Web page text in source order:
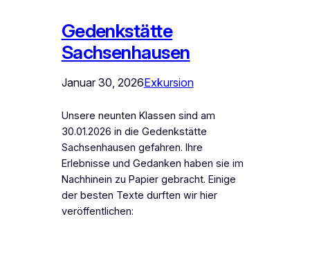
Gedenkstätte
Sachsenhausen
Januar 30, 2026Exkursion
Unsere neunten Klassen sind am
30.01.2026 in die Gedenkstätte
Sachsenhausen gefahren. Ihre
Erlebnisse und Gedanken haben sie im
Nachhinein zu Papier gebracht. Einige
der besten Texte durften wir hier
veröffentlichen: